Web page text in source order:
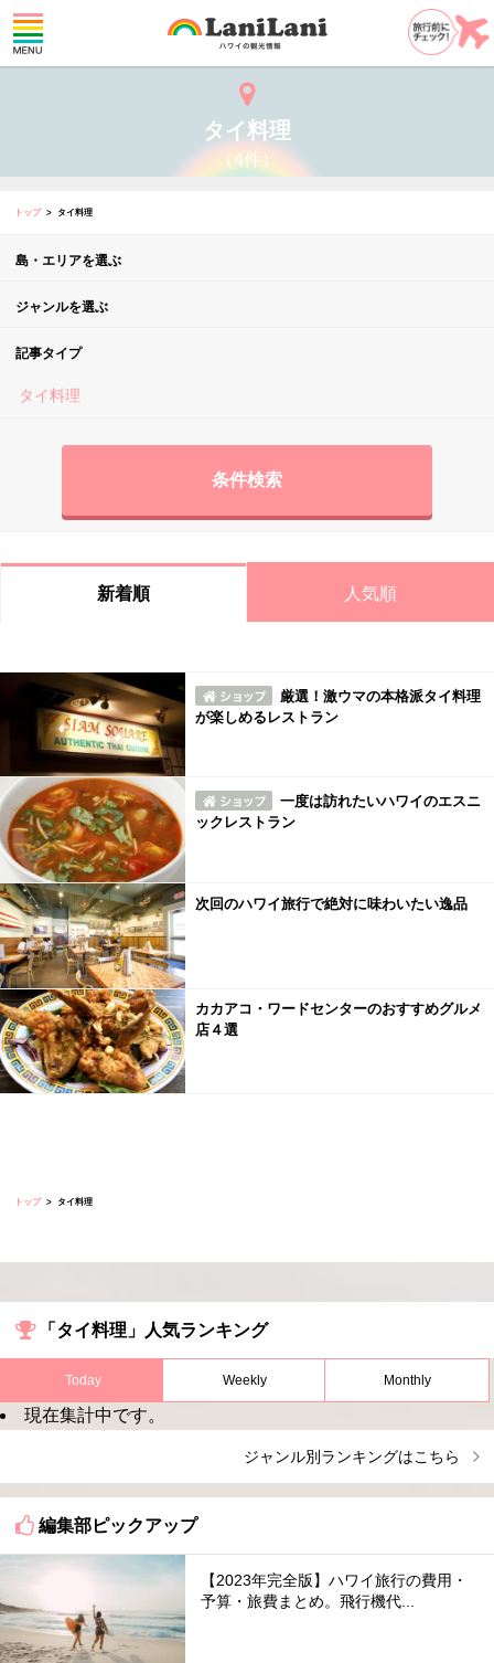
タイ料理
（4件）
トップ タイ料理
島・エリアを選ぶ
ジャンルを選ぶ
記事タイプ
タイ料理
条件検索
新着順 人気順
厳選！激ウマの本格派タイ料理
が楽しめるレストラン
一度は訪れたいハワイのエスニ
ックレストラン
次回のハワイ旅行で絶対に味わいたい逸品
カカアコ・ワードセンターのおすすめグルメ
店４選
トップ タイ料理
「タイ料理」人気ランキング
Today Weekly Monthly
現在集計中です。
ジャンル別ランキングはこちら
編集部ピックアップ
【2023年完全版】ハワイ旅行の費用・
予算・旅費まとめ。飛行機代...